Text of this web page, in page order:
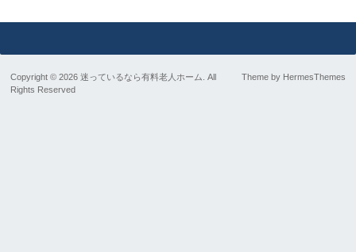
Theme by HermesThemes
Copyright © 2026 迷っているなら有料老人ホーム. All
Rights Reserved